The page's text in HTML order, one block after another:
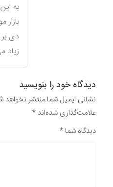
به
دی
زیاد
دیدگاه خود را بنویسید
نشانی ایمیل شما منتشر نخواهد
علامت‌گذاری شده‌اند *
دیدگاه شما*